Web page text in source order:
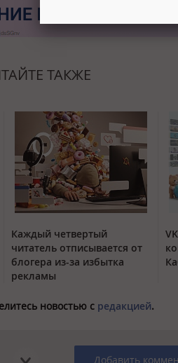
ТАКЖЕ
Каждый четвертый
читатель отписывается от
блогера из-за избытка
рекламы
новостью с редакцией.
Добавить